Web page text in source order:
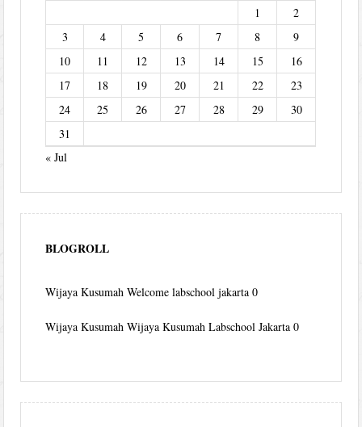
1
2
3
4 5 6 7 8
9
10
11 12 13 14 15
16
17
18 19 20 21 22
23
24
25 26 27 28 29
30
31
« Jul
BLOGROLL
Wijaya Kusumah Welcome labschool jakarta 0
Wijaya Kusumah Wijaya Kusumah Labschool Jakarta 0